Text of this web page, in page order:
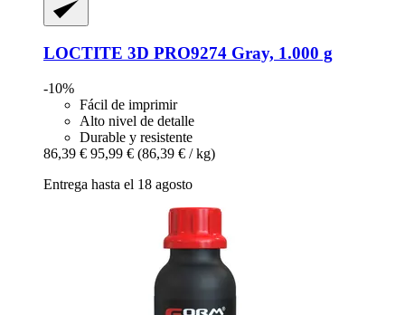
LOCTITE 3D PRO9274 Gray, 1.000 g
-10%
Fácil de imprimir
Alto nivel de detalle
Durable y resistente
86,39 € 95,99 € (86,39 € / kg)
Entrega hasta el 18 agosto